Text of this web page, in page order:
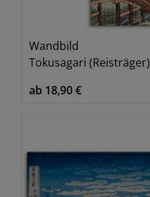
Wandbild
Tokusagari (Reisträger)
ab 18,90 €